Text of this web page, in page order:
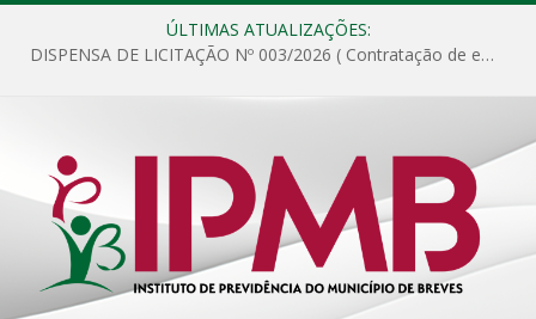
ÚLTIMAS ATUALIZAÇÕES:
DISPENSA DE LICITAÇÃO Nº 003/2026 ( Contratação de empresa para fornecimento de gêneros alimentícios não perecíveis, materiais de expediente, descartáveis, copa e cozinha, para análise e posterior publicação.)